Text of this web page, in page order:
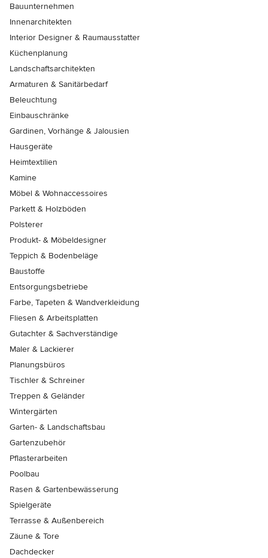
Bauunternehmen
Innenarchitekten
Interior Designer & Raumausstatter
Küchenplanung
Landschaftsarchitekten
Armaturen & Sanitärbedarf
Beleuchtung
Einbauschränke
Gardinen, Vorhänge & Jalousien
Hausgeräte
Heimtextilien
Kamine
Möbel & Wohnaccessoires
Parkett & Holzböden
Polsterer
Produkt- & Möbeldesigner
Teppich & Bodenbeläge
Baustoffe
Entsorgungsbetriebe
Farbe, Tapeten & Wandverkleidung
Fliesen & Arbeitsplatten
Gutachter & Sachverständige
Maler & Lackierer
Planungsbüros
Tischler & Schreiner
Treppen & Geländer
Wintergärten
Garten- & Landschaftsbau
Gartenzubehör
Pflasterarbeiten
Poolbau
Rasen & Gartenbewässerung
Spielgeräte
Terrasse & Außenbereich
Zäune & Tore
Dachdecker